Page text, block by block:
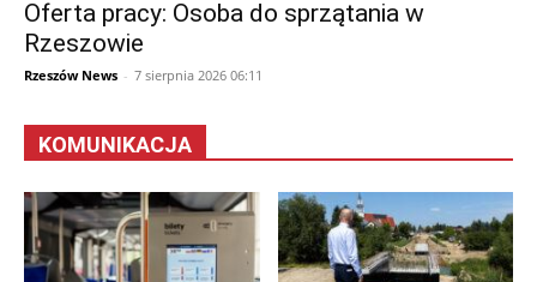
Oferta pracy: Osoba do sprzątania w
Rzeszowie
Rzeszów News - 7 sierpnia 2026 06:11
KOMUNIKACJA